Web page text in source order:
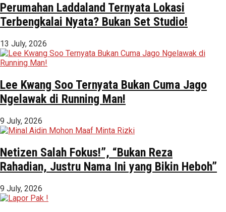
Perumahan Laddaland Ternyata Lokasi
Terbengkalai Nyata? Bukan Set Studio!
13 July, 2026
Lee Kwang Soo Ternyata Bukan Cuma Jago
Ngelawak di Running Man!
9 July, 2026
Netizen Salah Fokus!”, “Bukan Reza
Rahadian, Justru Nama Ini yang Bikin Heboh”
9 July, 2026